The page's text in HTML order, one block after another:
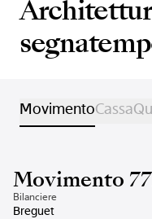
MovimentoCassa
Movimento
Bilanciere
Breguet